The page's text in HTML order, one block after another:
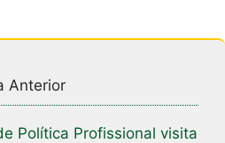
Anterior
Política Profissional visita